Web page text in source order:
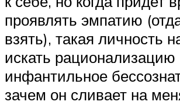
проявлять эмпатию
взять), такая личность
искать рационализацию
инфантильное
зачем он сливает на